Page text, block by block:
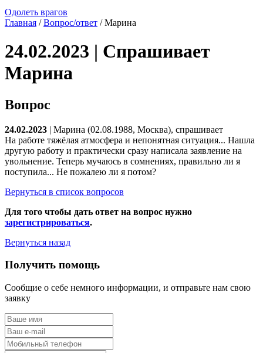
Одолеть врагов
Главная /Вопрос/ответ / Марина
24.02.2023 | Спрашивает
Марина
Вопрос
24.02.2023 | Марина (02.08.1988, Москва), спрашивает
На работе тяжёлая атмосфера и непонятная ситуация... Нашла
другую работу и практически сразу написала заявление на
увольнение. Теперь мучаюсь в сомнениях, правильно ли я
поступила... Не пожалею ли я потом?
Вернуться в список вопросов
Для того чтобы дать ответ на вопрос нужно
зарегистрироваться.
Вернуться назад
Получить помощь
Сообщие о себе немного информации, и отправьте нам свою
заявку